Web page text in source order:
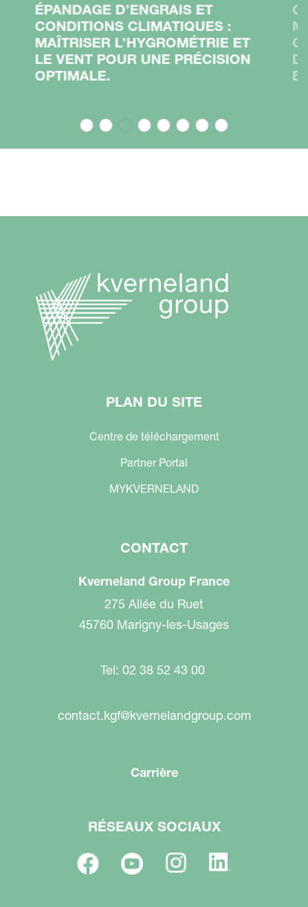
ÉPANDAGE D’ENGRAIS ET
CONDITIONS CLIMATIQUES :
MAÎTRISER L’HYGROMÉTRIE ET
LE VENT POUR UNE PRÉCISION
OPTIMALE.
PLAN DU SITE
Centre de téléchargement
Partner Portal
MYKVERNELAND
CONTACT
Kverneland Group France
275 Allée du Ruet
45760 Marigny-les-Usages
Tel: 02 38 52 43 00
contact.kgf@kvernelandgroup.com
Carrière
RÉSEAUX SOCIAUX